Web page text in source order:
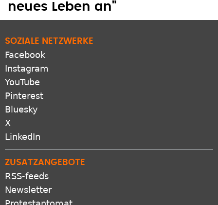
neues Leben an"
SOZIALE NETZWERKE
Facebook
Instagram
YouTube
Pinterest
Bluesky
X
LinkedIn
ZUSATZANGEBOTE
RSS-feeds
Newsletter